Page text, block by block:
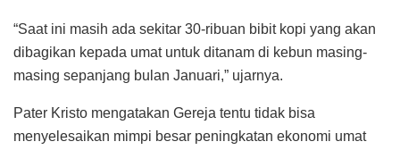
“Saat ini masih ada sekitar 30-ribuan bibit kopi yang akan
dibagikan kepada umat untuk ditanam di kebun masing-
masing sepanjang bulan Januari,” ujarnya.
Pater Kristo mengatakan Gereja tentu tidak bisa
menyelesaikan mimpi besar peningkatan ekonomi umat